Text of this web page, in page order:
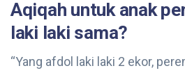
Aqiqah untuk anak
laki laki sama?
“Yang afdol laki laki 2 ekor,